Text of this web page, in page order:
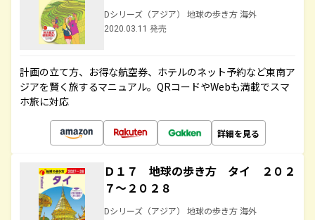
Dシリーズ（アジア） 地球の歩き方 海外
2020.03.11 発売
計画の立て方、お得な航空券、ホテルのネット予約など東南ア
ジアを賢く旅するマニュアル。QRコードやWebも満載でスマ
ホ旅に対応
詳細を見る
Ｄ１７ 地球の歩き方 タイ ２０２
７～２０２８
Dシリーズ（アジア） 地球の歩き方 海外